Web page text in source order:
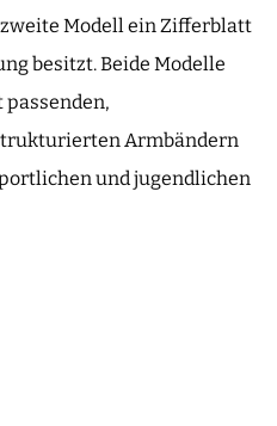
Modell ein Zifferblatt
besitzt. Beide Modelle
Armbändern
und jugendlichen